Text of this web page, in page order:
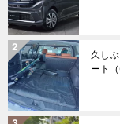
久し
ート